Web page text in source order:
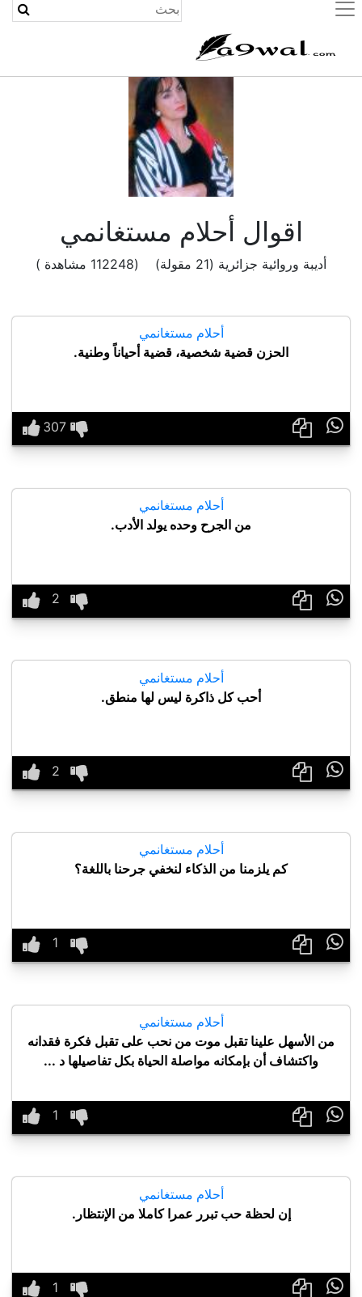
(current)
اقوال أحلام مستغانمي
أديبة وروائية جزائرية (21 مقولة) (112248 مشاهدة )
أحلام مستغانمي
الحزن قضية شخصية، قضية أحياناً وطنية.

أحلام مستغانمي
من الجرح وحده يولد الأدب.

أحلام مستغانمي
أحب كل ذاكرة ليس لها منطق.

أحلام مستغانمي
كم يلزمنا من الذكاء لنخفي جرحنا باللغة؟

أحلام مستغانمي
من الأسهل علينا تقبل موت من نحب على تقبل فكرة فقدانه
واكتشاف أن بإمكانه مواصلة الحياة بكل تفاصيلها د ...

أحلام مستغانمي
إن لحظة حب تبرر عمرا كاملا من الإنتظار.
